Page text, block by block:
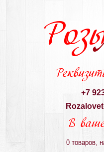
+7
В
0товаров,